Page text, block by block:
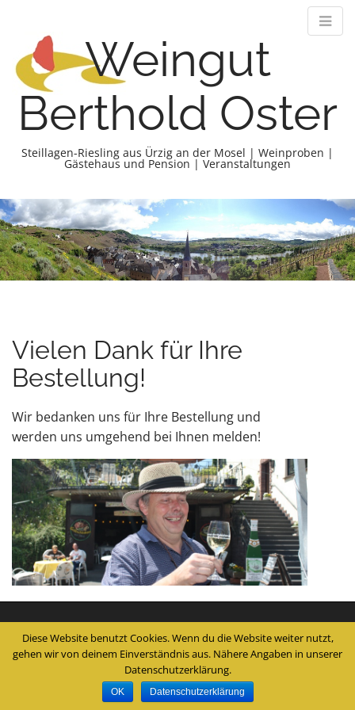
Weingut
Berthold Oster
Steillagen-Riesling aus Ürzig an der Mosel | Weinproben |
Gästehaus und Pension | Veranstaltungen
M
a
i
n
m
u
k
i
p
t
o
t
e
n
Vielen Dank für Ihre
Bestellung!
Wir bedanken uns für Ihre Bestellung und
werden uns umgehend bei Ihnen melden!
The Matheson Theme by bavotasan.com.
Diese Website benutzt Cookies. Wenn du die Website weiter nutzt,
gehen wir von deinem Einverständnis aus. Nähere Angaben in unserer
Datenschutzerklärung.
OK Datenschutzerklärung